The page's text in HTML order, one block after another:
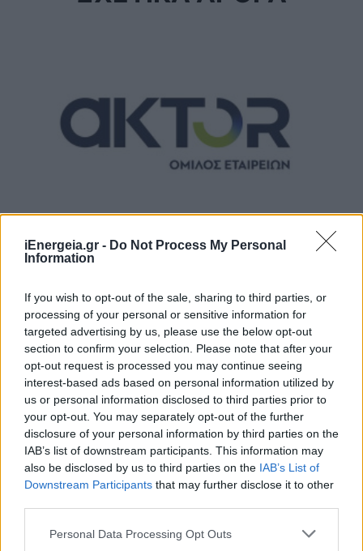
iEnergeia.gr - Do Not Process My Personal
Information
If you wish to opt-out of the sale, sharing to third parties, or
processing of your personal or sensitive information for
targeted advertising by us, please use the below opt-out
section to confirm your selection. Please note that after your
opt-out request is processed you may continue seeing
interest-based ads based on personal information utilized by
us or personal information disclosed to third parties prior to
your opt-out. You may separately opt-out of the further
disclosure of your personal information by third parties on the
IAB’s list of downstream participants. This information may
also be disclosed by us to third parties on the IAB’s List of
Downstream Participants that may further disclose it to other
Personal Data Processing Opt Outs
ΚΑΤΑΣΚΕΥΕΣ
Castellano μετά την αύξηση κεφαλαίου
03/08/2026 - 11:43